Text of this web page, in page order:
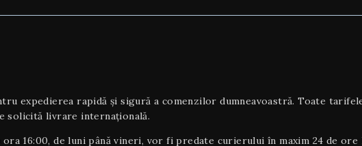
expedierea rapidă și sigură a comenzilor dumneavoastră. Toate
solicită livrare internaţională.
ora 16:00, de luni până vineri, vor fi predate curierului în maxim 24 de